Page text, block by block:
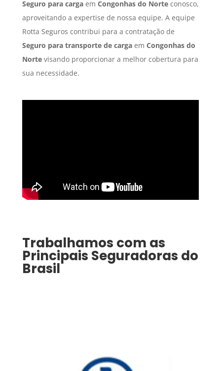
Seguro para cargaem Congonhas do Norteconosco,
aproveitando a expertise de nossa equipe. A equipe
Rotta Seguros contribui para a contratação de
Seguro para transporte de cargaem Congonhas do
Nortevisando proporcionar a melhor cobertura para
sua necessidade.
Trabalhamos com as
Principais Seguradoras do
Brasil